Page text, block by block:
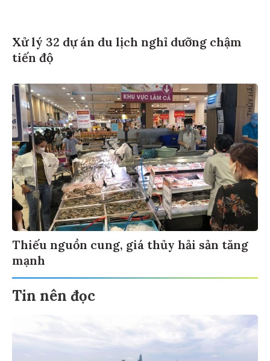
Xử lý 32 dự án du lịch nghỉ dưỡng chậm
tiến độ
Thiếu nguồn cung, giá thủy hải sản tăng
mạnh
Tin nên đọc